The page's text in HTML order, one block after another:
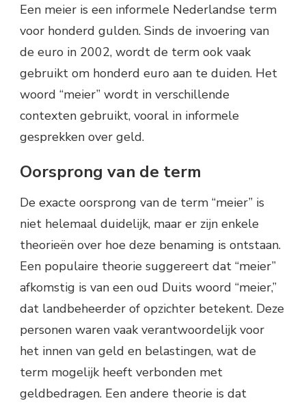
Een meier is een informele Nederlandse term
voor honderd gulden. Sinds de invoering van
de euro in 2002, wordt de term ook vaak
gebruikt om honderd euro aan te duiden. Het
woord “meier” wordt in verschillende
contexten gebruikt, vooral in informele
gesprekken over geld.
Oorsprong van de term
De exacte oorsprong van de term “meier” is
niet helemaal duidelijk, maar er zijn enkele
theorieën over hoe deze benaming is ontstaan.
Een populaire theorie suggereert dat “meier”
afkomstig is van een oud Duits woord “meier,”
dat landbeheerder of opzichter betekent. Deze
personen waren vaak verantwoordelijk voor
het innen van geld en belastingen, wat de
term mogelijk heeft verbonden met
geldbedragen. Een andere theorie is dat